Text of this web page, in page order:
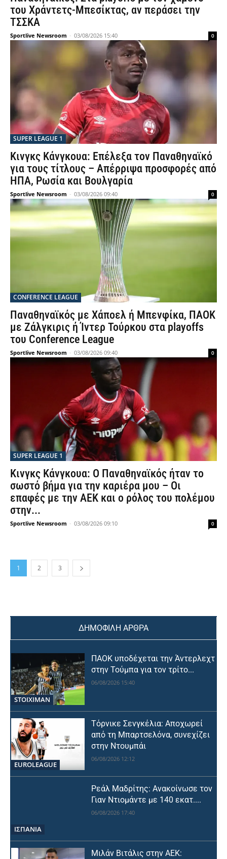
του Χράντετς-Μπεσίκτας, αν περάσει την
ΤΣΣΚΑ
Sportlive Newsroom - 03/08/2026 15:40 0
SUPER LEAGUE 1
Κινγκς Κάνγκουα: Επέλεξα τον Παναθηναϊκό
για τους τίτλους – Απέρριψα προσφορές από
ΗΠΑ, Ρωσία και Βουλγαρία
Sportlive Newsroom - 03/08/2026 09:40 0
CONFERENCE LEAGUE
Παναθηναϊκός με Χάποελ ή Μπενφίκα, ΠΑΟΚ
με Ζάλγκιρις ή Ίντερ Τούρκου στα playoffs
του Conference League
Sportlive Newsroom - 03/08/2026 09:40 0
SUPER LEAGUE 1
Κινγκς Κάνγκουα: Ο Παναθηναϊκός ήταν το
σωστό βήμα για την καριέρα μου – Οι
επαφές με την ΑΕΚ και ο ρόλος του πολέμου
στην...
Sportlive Newsroom - 03/08/2026 09:10 0
1 2 3
ΔΗΜΟΦΙΛΗ ΑΡΘΡΑ
STOIXIMAN
ΠΑΟΚ υποδέχεται την Άντερλεχτ
στην Τούμπα για τον τρίτο...
06/08/2026 15:40
EUROLEAGUE
Τόρνικε Σενγκέλια: Αποχωρεί
από τη Μπαρτσελόνα, συνεχίζει
στην Ντουμπάι
06/08/2026 12:12
ΙΣΠΑΝΙΑ
Ρεάλ Μαδρίτης: Ανακοίνωσε τον
Γιαν Ντιομάντε με 140 εκατ....
06/08/2026 17:40
Μιλάν Βιτάλις στην ΑΕΚ: